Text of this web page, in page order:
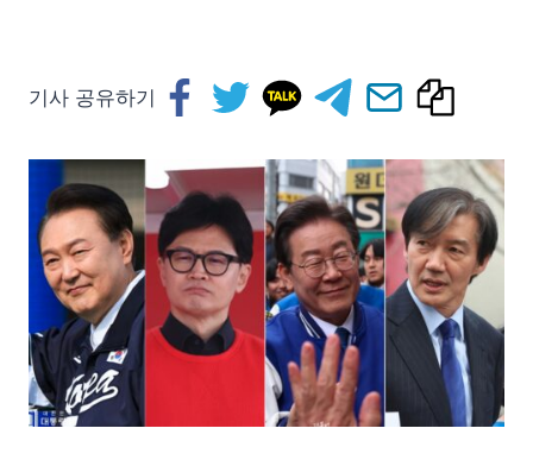
기사 공유하기